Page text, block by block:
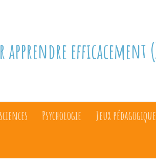
apprendre
Psychologie Jeux